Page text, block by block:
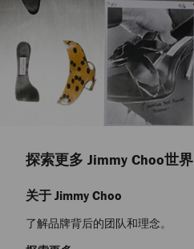
探索更多 Jimmy Choo世界
关于 Jimmy Choo
了解品牌背后的团队和理念。